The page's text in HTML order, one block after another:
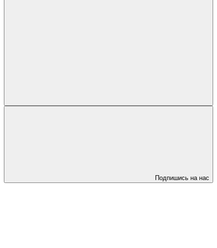
Подпишись на нас